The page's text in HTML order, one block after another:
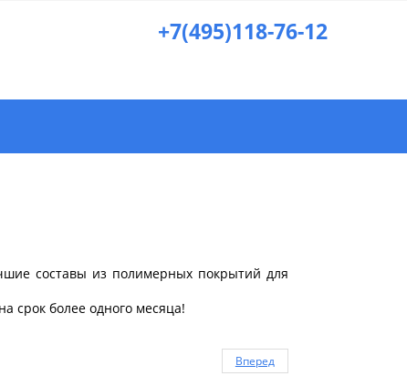
+7(495)118-76-12
составы из полимерных покрытий для
срок более одного месяца!
Вперед